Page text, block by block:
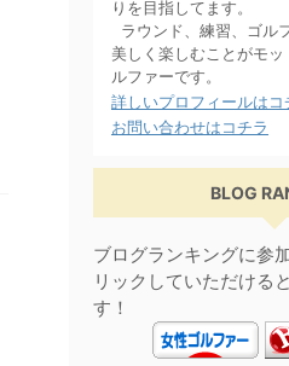
りを目指してます。
ラウンド、練習、ゴル
美しく楽しむことがモ
ルファーです。
詳しいプロフィールはコ
お問い合わせはコチラ
BLOG
ブログランキングに参
リックしていただける
す！